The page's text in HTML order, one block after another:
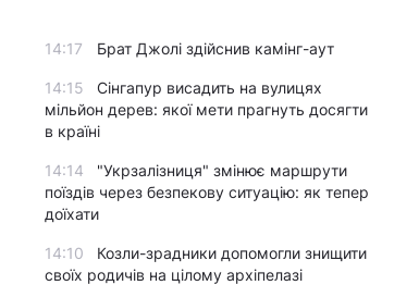
14:17 Брат Джолі здійснив камінг-аут
14:15
Сінгапур висадить на вулицях
мільйон дерев: якої мети прагнуть досягти
в країні
14:14
"Укрзалізниця" змінює маршрути
поїздів через безпекову ситуацію: як тепер
доїхати
14:10
Козли-зрадники допомогли знищити
своїх родичів на цілому архіпелазі